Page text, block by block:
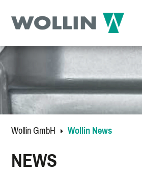
Wollin GmbH Wollin News
NEWS